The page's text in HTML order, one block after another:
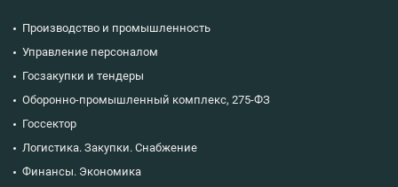
Производство и промышленность
Управление персоналом
Госзакупки и тендеры
Оборонно-промышленный комплекс, 275-ФЗ
Госсектор
Логистика. Закупки. Снабжение
Финансы. Экономика